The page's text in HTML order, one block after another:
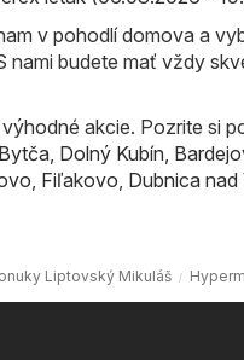
v pohodlí domova a
nami budete mať vždy
akcie. Pozrite si
Bytča, Dolný Kubín,
, Fiľakovo, Dubnica nad
Liptovský Mikuláš